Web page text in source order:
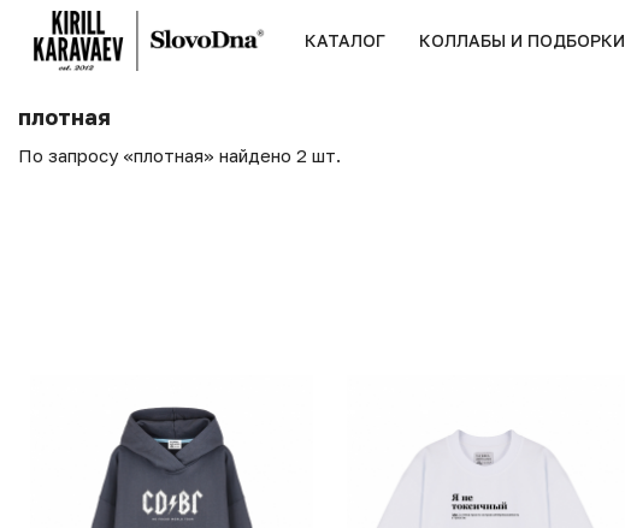
КАТАЛОГ КОЛЛАБЫ И ПОДБОРКИ
плотная
По запросу «плотная» найдено 2 шт.